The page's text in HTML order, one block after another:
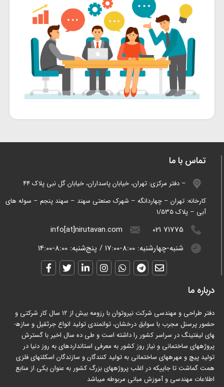
تماس با ما
دفتر مرکزی: تهران، خیابان پاسداران، خیابان گل نبی پلاک 44 –
کارخانه: تهران – چهاردانگه – شهرک صنعتی سهند – سهند پنجم – سوله های
آبی – پلاک 1/535
info[at]nirutavan.com
021 71775
شنبه-چهارشنبه: 8:00-17:00
/ پنج‌شنبه: 8:00-14:00
درباره ما
دفتر طراحی و مهندسی شرکت نیروتوان با رزومه بیش از 12 سال کار شرکتی و
حضور پرسنل مجرب با سوابق درخشان، توانمندی تولید انواع جرثقیل و سازه­
های لیفتینگ در سراسر کشور را داشته است و طی ده سال اخیر با گسترش
پروژه­های ساختمانی و نیاز روز کشور به معرفی استانداردهای به روز دنیا در
تولید پیچ و مهره­های ساختمانی به تولید کنندگان و سازندگان اسکلت­های فلزی
همت گماشت تا جاییکه در اغلب پروژه­های بزرگ کشور به عنوان یکی از منابع
اطلاعات مهندسی و آموزش مبانی مربوطه می­باشد